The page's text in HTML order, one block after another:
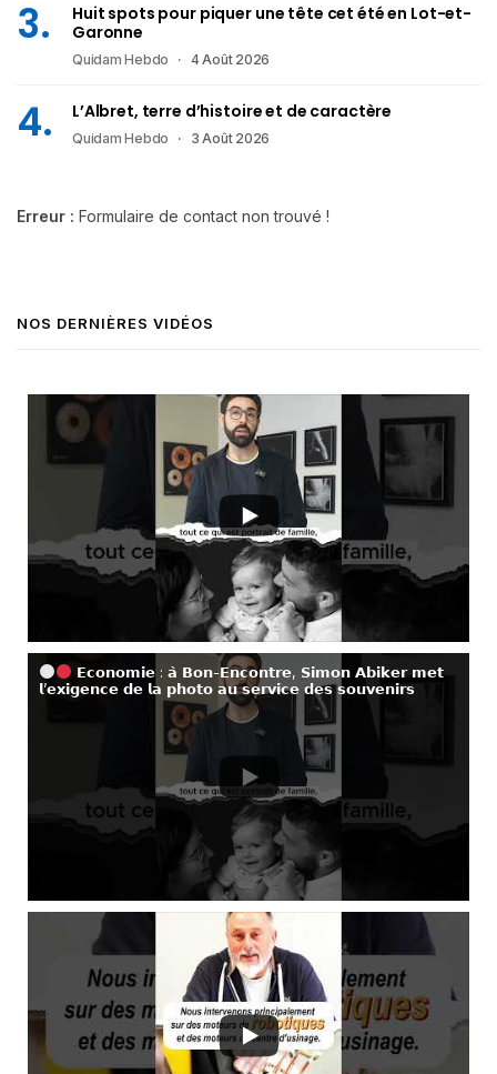
Huit spots pour piquer une tête cet été en Lot-et-
Garonne
Quidam Hebdo 4 Août 2026
L’Albret, terre d’histoire et de caractère
Quidam Hebdo 3 Août 2026
Erreur : Formulaire de contact non trouvé !
NOS DERNIÈRES VIDÉOS
𝗘𝗰𝗼𝗻𝗼𝗺𝗶𝗲 : 𝗮̀ 𝗕𝗼𝗻-𝗘𝗻𝗰𝗼𝗻𝘁𝗿𝗲, 𝗦𝗶𝗺𝗼𝗻 𝗔𝗯𝗶𝗸𝗲𝗿 𝗺𝗲𝘁
𝗹’𝗲𝘅𝗶𝗴𝗲𝗻𝗰𝗲 𝗱𝗲 𝗹𝗮 𝗽𝗵𝗼𝘁𝗼 𝗮𝘂 𝘀𝗲𝗿𝘃𝗶𝗰𝗲 𝗱𝗲𝘀 𝘀𝗼𝘂𝘃𝗲𝗻𝗶𝗿𝘀